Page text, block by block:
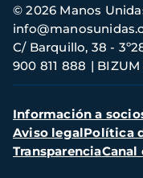
Información
de
contacto
© 2026 Manos
C/ Barquillo, 38 -
900 811 888
Menú
secundario
Información a
Aviso legalPolítica
TransparenciaCanal